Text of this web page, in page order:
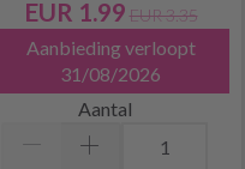
EUR 1.99 EUR 3.35
Aanbieding verloopt
31/08/2026
Aantal